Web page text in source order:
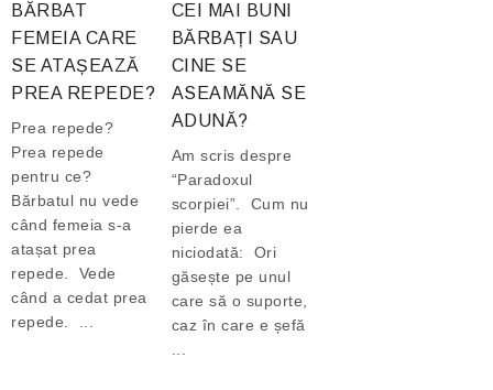
BĂRBAT
FEMEIA CARE
SE ATAȘEAZĂ
PREA REPEDE?
Prea repede?
Prea repede
pentru ce?
Bărbatul nu vede
când femeia s-a
atașat prea
repede. Vede
când a cedat prea
repede. ...
CEI MAI BUNI
BĂRBAȚI SAU
CINE SE
ASEAMĂNĂ SE
ADUNĂ?
Am scris despre
“Paradoxul
scorpiei”. Cum nu
pierde ea
niciodată: Ori
găsește pe unul
care să o suporte,
caz în care e șefă
...